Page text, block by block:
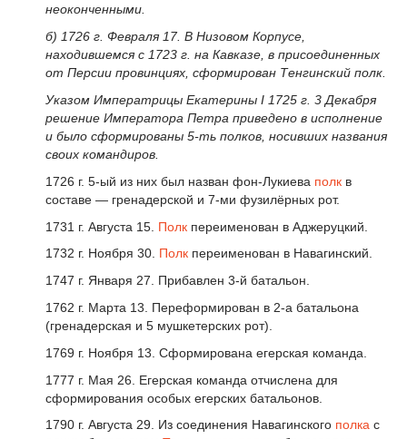
неоконченными.
б) 1726 г. Февраля 17. В Низовом Корпусе,
находившемся с 1723 г. на Кавказе, в присоединенных
от Персии провинциях, сформирован Тенгинский полк.
Указом Императрицы Екатерины I 1725 г. 3 Декабря
решение Императора Петра приведено в исполнение
и было сформированы 5-ть полков, носивших названия
своих командиров.
1726 г. 5-ый из них был назван фон-Лукиева полк в
составе — гренадерской и 7-ми фузилёрных рот.
1731 г. Августа 15. Полк переименован в Аджеруцкий.
1732 г. Ноября 30. Полк переименован в Навагинский.
1747 г. Января 27. Прибавлен 3-й батальон.
1762 г. Марта 13. Переформирован в 2-а батальона
(гренадерская и 5 мушкетерских рот).
1769 г. Ноября 13. Сформирована егерская команда.
1777 г. Мая 26. Егерская команда отчислена для
сформирования особых егерских батальонов.
1790 г. Августа 29. Из соединения Навагинского полка с